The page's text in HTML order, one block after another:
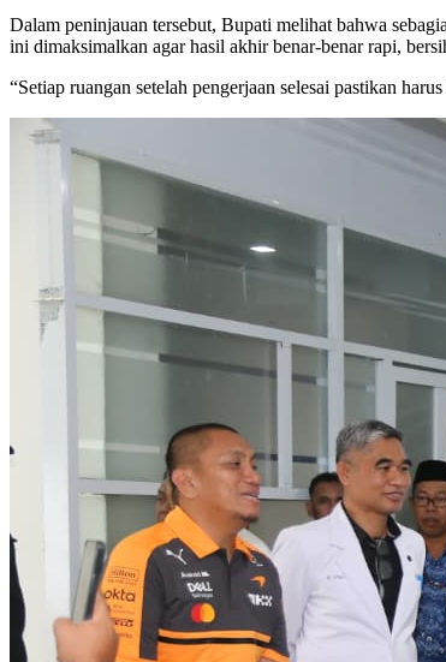
Dalam peninjauan tersebut, Bupati melihat bahwa
ini dimaksimalkan agar hasil akhir benar-benar rapi,
“Setiap ruangan setelah pengerjaan selesai pastikan